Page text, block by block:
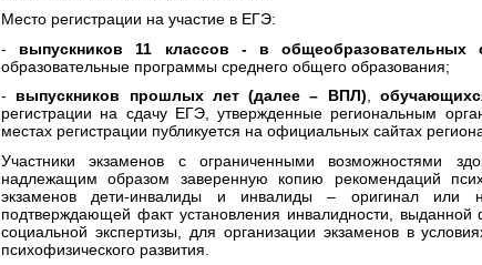
Место регистрации на участие в ЕГЭ:
- выпускников 11 классов - в общеобразовательных
образовательные программы среднего общего образования;
- выпускников прошлых лет (далее – ВПЛ),
регистрации на сдачу ЕГЭ, утвержденные региональным
местах регистрации публикуется на официальных сайтах
Участники экзаменов с ограниченными возможностями
надлежащим образом заверенную копию рекомендаций
экзаменов дети-инвалиды и инвалиды – оригинал или
подтверждающей факт установления инвалидности,
социальной экспертизы, для организации экзаменов в
психофизического развития.